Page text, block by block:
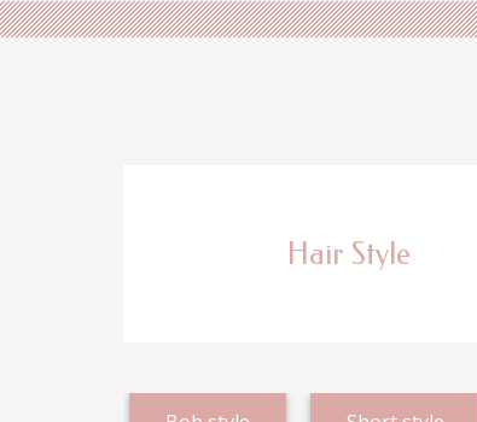
Hair Style